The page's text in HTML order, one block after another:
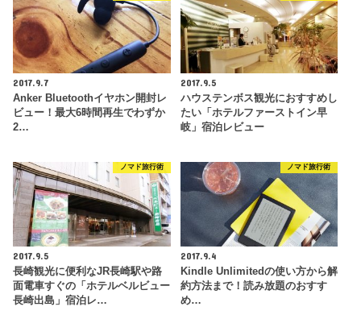
2017.9.7
Anker Bluetoothイヤホン開封レ
ビュー！最大6時間再生でわずか
2…
2017.9.5
ハウステンボス観光におすすめし
たい「ホテルファーストイン早
岐」宿泊レビュー
ノマド旅行術
2017.9.5
長崎観光に便利なJR長崎駅や路
面電車すぐの「ホテルベルビュー
長崎出島」宿泊レ…
ノマド旅行術
2017.9.4
Kindle Unlimitedの使い方から解
約方法まで！読み放題のおすす
め…